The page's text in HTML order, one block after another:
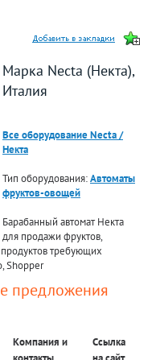
Марка Necta (Некта),
Италия
Все оборудование Necta /
Некта
Тип оборудования:Автоматы
фруктов-овощей
Барабанный автомат Некта
для продажи фруктов,
требующих
Shopper
предложения
Компания и
Ссылка